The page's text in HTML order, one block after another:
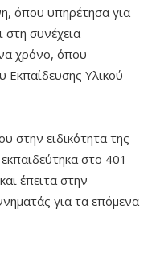
όπου υπηρέτησα για
συνέχεια
χρόνο, όπου
Υλικού
στην ειδικότητα της
στο 401
έπειτα στην
για τα επόμενα